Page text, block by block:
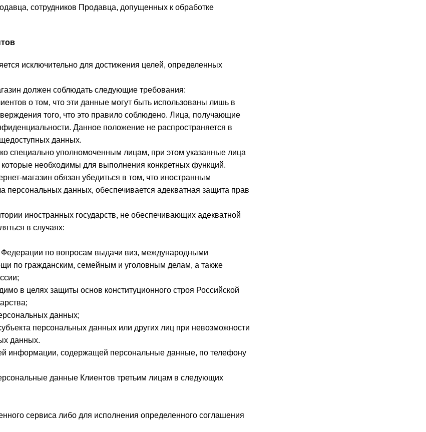
сотрудников Продавца, допущенных к обработке
исключительно для достижения целей, определенных
должен соблюдать следующие требования:
о том, что эти данные могут быть использованы лишь в
того, что это правило соблюдено. Лица, получающие
Данное положение не распространяется в
данных.
специально уполномоченным лицам, при этом указанные лица
необходимы для выполнения конкретных функций.
магазин обязан убедиться в том, что иностранным
персональных данных, обеспечивается адекватная защита прав
иностранных государств, не обеспечивающих адекватной
в случаях:
по вопросам выдачи виз, международными
по гражданским, семейным и уголовным делам, а также
в целях защиты основ конституционного строя Российской
данных;
персональных данных или других лиц при невозможности
данных.
информации, содержащей персональные данные, по телефону
данные Клиентов третьим лицам в следующих
сервиса либо для исполнения определенного соглашения